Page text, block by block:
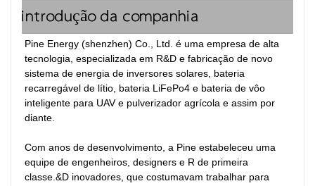
introdução da companhia
Pine Energy (shenzhen) Co., Ltd. é uma empresa de alta
tecnologia, especializada em R&D e fabricação de novo
sistema de energia de inversores solares, bateria
recarregável de lítio, bateria LiFePo4 e bateria de vôo
inteligente para UAV e pulverizador agrícola e assim por
diante.
Com anos de desenvolvimento, a Pine estabeleceu uma
equipe de engenheiros, designers e R de primeira
classe.&D inovadores, que costumavam trabalhar para